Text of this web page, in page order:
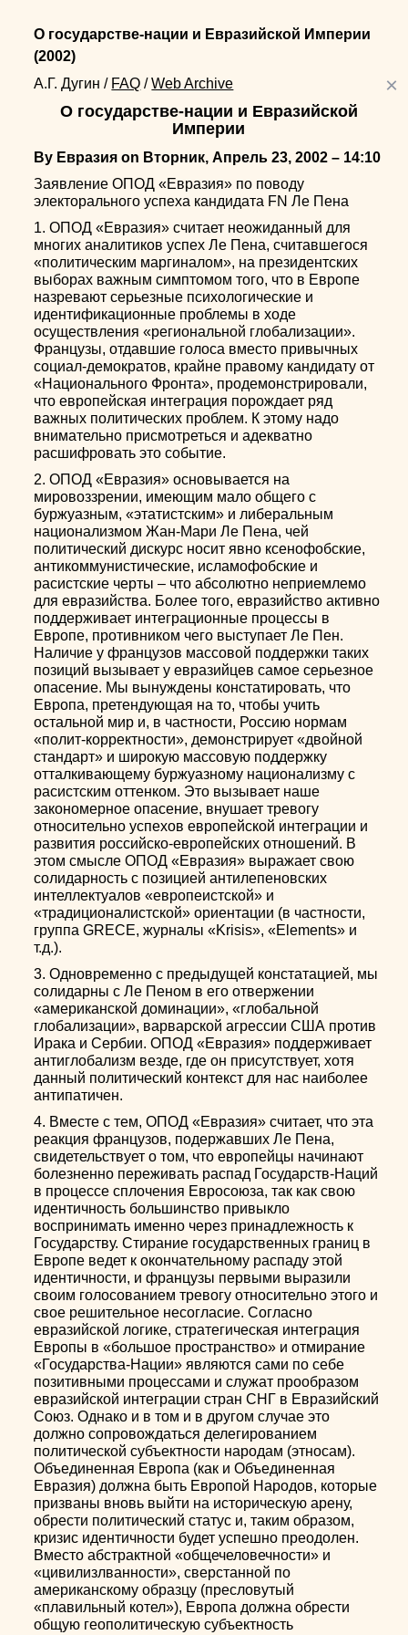
×
О государстве-нации и Евразийской Империи
(2002)
А.Г. Дугин / FAQ / Web Archive
О государстве-нации и Евразийской
Империи
By Евразия on Вторник, Апрель 23, 2002 – 14:10
Заявление ОПОД «Евразия» по поводу
электорального успеха кандидата FN Ле Пена
1. ОПОД «Евразия» считает неожиданный для
многих аналитиков успех Ле Пена, считавшегося
«политическим маргиналом», на президентских
выборах важным симптомом того, что в Европе
назревают серьезные психологические и
идентификационные проблемы в ходе
осуществления «региональной глобализации».
Французы, отдавшие голоса вместо привычных
социал-демократов, крайне правому кандидату от
«Национального Фронта», продемонстрировали,
что европейская интеграция порождает ряд
важных политических проблем. К этому надо
внимательно присмотреться и адекватно
расшифровать это событие.
2. ОПОД «Евразия» основывается на
мировоззрении, имеющим мало общего с
буржуазным, «этатистским» и либеральным
национализмом Жан-Мари Ле Пена, чей
политический дискурс носит явно ксенофобские,
антикоммунистические, исламофобские и
расистские черты – что абсолютно неприемлемо
для евразийства. Более того, евразийство активно
поддерживает интеграционные процессы в
Европе, противником чего выступает Ле Пен.
Наличие у французов массовой поддержки таких
позиций вызывает у евразийцев самое серьезное
опасение. Мы вынуждены констатировать, что
Европа, претендующая на то, чтобы учить
остальной мир и, в частности, Россию нормам
«полит-корректности», демонстрирует «двойной
стандарт» и широкую массовую поддержку
отталкивающему буржуазному национализму с
расистским оттенком. Это вызывает наше
закономерное опасение, внушает тревогу
относительно успехов европейской интеграции и
развития российско-европейских отношений. В
этом смысле ОПОД «Евразия» выражает свою
солидарность с позицией антилепеновских
интеллектуалов «европеистской» и
«традиционалистской» ориентации (в частности,
группа GRECE, журналы «Krisis», «Elements» и
т.д.).
3. Одновременно с предыдущей констатацией, мы
солидарны с Ле Пеном в его отвержении
«американской доминации», «глобальной
глобализации», варварской агрессии США против
Ирака и Сербии. ОПОД «Евразия» поддерживает
антиглобализм везде, где он присутствует, хотя
данный политический контекст для нас наиболее
антипатичен.
4. Вместе с тем, ОПОД «Евразия» считает, что эта
реакция французов, подержавших Ле Пена,
свидетельствует о том, что европейцы начинают
болезненно переживать распад Государств-Наций
в процессе сплочения Евросоюза, так как свою
идентичность большинство привыкло
воспринимать именно через принадлежность к
Государству. Стирание государственных границ в
Европе ведет к окончательному распаду этой
идентичности, и французы первыми выразили
своим голосованием тревогу относительно этого и
свое решительное несогласие. Согласно
евразийской логике, стратегическая интеграция
Европы в «большое пространство» и отмирание
«Государства-Нации» являются сами по себе
позитивными процессами и служат прообразом
евразийской интеграции стран СНГ в Евразийский
Союз. Однако и в том и в другом случае это
должно сопровождаться делегированием
политической субъектности народам (этносам).
Объединенная Европа (как и Объединенная
Евразия) должна быть Европой Народов, которые
призваны вновь выйти на историческую арену,
обрести политический статус и, таким образом,
кризис идентичности будет успешно преодолен.
Вместо абстрактной «общечеловечности» и
«цивилизлванности», сверстанной по
американскому образцу (пресловутый
«плавильный котел»), Европа должна обрести
общую геополитическую субъектность